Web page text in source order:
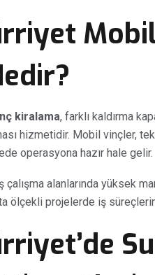
kiralama, farklı kaldırma
hizmetidir. Mobil vinçler,
operasyona hazır hale gelir.
çalışma alanlarında yüksek
ölçekli projelerde iş